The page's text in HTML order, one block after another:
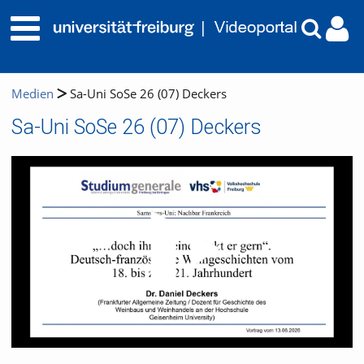
Medien Sa-Uni SoSe 26 (07) Deckers
Sa-Uni SoSe 26 (07) Deckers